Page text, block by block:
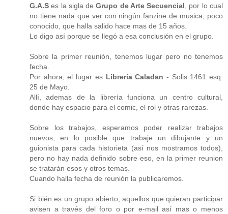
G.A.S es la sigla deGrupo de Arte Secuencial , por lo cual
no tiene nada que ver con ningún fanzine de musica, poco
conocido, que halla salido hace mas de 15 años.
Lo digo así porque se llegó a esa conclusión en el grupo.
Sobre la primer reunión, tenemos lugar pero no tenemos
fecha.
Por ahora, el lugar es Librería Caladan - Solis 1461 esq.
25 de Mayo.
Allí, ademas de la librería funciona un centro cultural,
donde hay espacio para el comic, el rol y otras rarezas.
Sobre los trabajos, esperamos poder realizar trabajos
nuevos, en lo posible que trabaje un dibujante y un
guionista para cada historieta (así nos mostramos todos),
pero no hay nada definido sobre eso, en la primer reunion
se tratarán esos y otros temas.
Cuando halla fecha de reunión la publicaremos.
Si bién es un grupo abierto, aquellos que quieran participar
avisen a través del foro o por e-mail así mas o menos